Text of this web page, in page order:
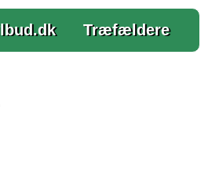
Træfældere